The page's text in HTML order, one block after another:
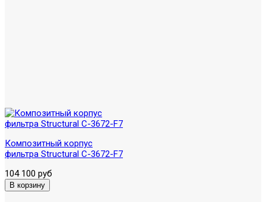
Композитный корпус
фильтра Structural C-3672-F7
104 100 руб